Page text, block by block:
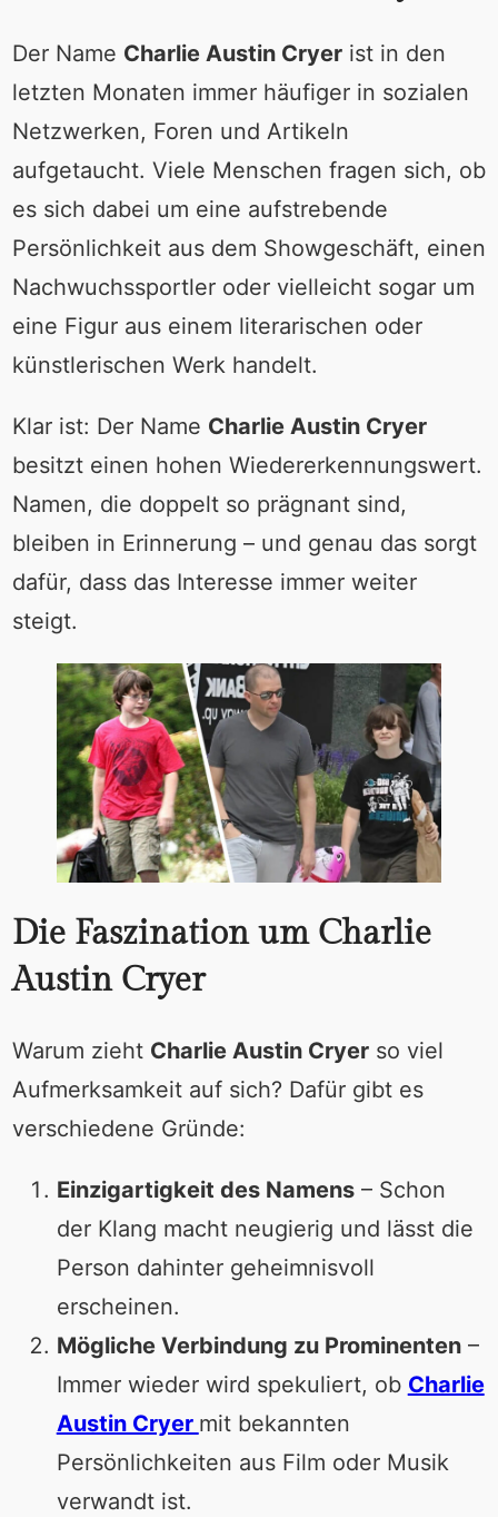
Der Name Charlie Austin Cryerist in den
letzten Monaten immer häufiger in sozialen
Netzwerken, Foren und Artikeln
aufgetaucht. Viele Menschen fragen sich, ob
es sich dabei um eine aufstrebende
Persönlichkeit aus dem Showgeschäft, einen
Nachwuchssportler oder vielleicht sogar um
eine Figur aus einem literarischen oder
künstlerischen Werk handelt.
Klar ist: Der Name Charlie Austin Cryer
besitzt einen hohen Wiedererkennungswert.
Namen, die doppelt so prägnant sind,
bleiben in Erinnerung – und genau das sorgt
dafür, dass das Interesse immer weiter
steigt.
Die Faszination um Charlie
Austin Cryer
Warum zieht Charlie Austin Cryerso viel
Aufmerksamkeit auf sich? Dafür gibt es
verschiedene Gründe:
Einzigartigkeit des Namens– Schon
der Klang macht neugierig und lässt die
Person dahinter geheimnisvoll
erscheinen.
Mögliche Verbindung zu Prominenten–
Immer wieder wird spekuliert, ob Charlie
Austin Cryer mit bekannten
Persönlichkeiten aus Film oder Musik
verwandt ist.